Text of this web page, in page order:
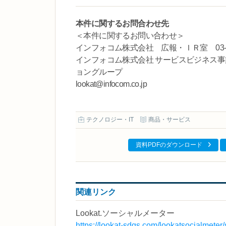
本件に関するお問合わせ先
＜本件に関するお問い合わせ＞
インフォコム株式会社 広報・ＩＲ室
インフォコム株式会社 サービスビジネス
ョングループ
lookat@infocom.co.jp
テクノロジー・IT 商品・サービス
資料PDFのダウンロード
関連リンク
Lookat.ソーシャルメーター